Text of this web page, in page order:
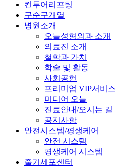
컨투어리프팅
구순구개열
병원소개
오늘성형외과 소개
의료진 소개
철학과 가치
학술 및 활동
사회공헌
프리미엄 VIP서비스
미디어 오늘
진료안내/오시는 길
공지사항
안전시스템/평생케어
안전 시스템
평생케어 시스템
줄기세포센터